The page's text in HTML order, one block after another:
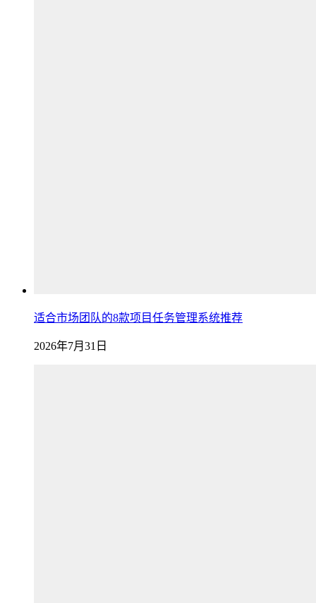
适合市场团队的8款项目任务管理系统推荐
2026年7月31日